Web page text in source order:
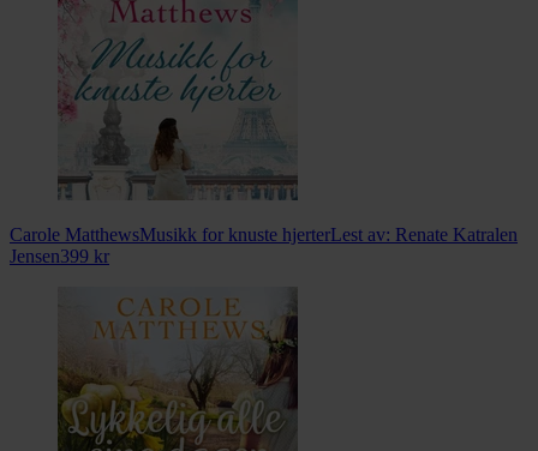
Carole MatthewsMusikk for knuste hjerterLest av: Renate Katralen
Jensen399 kr